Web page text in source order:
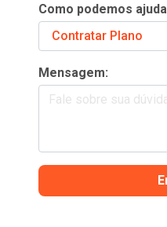
Como podemos
Mensagem: